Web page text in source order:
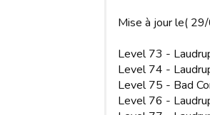
Mise à jour le(
Level 73 -
Level 74 -
Level 75 - Bad
Level 76 -